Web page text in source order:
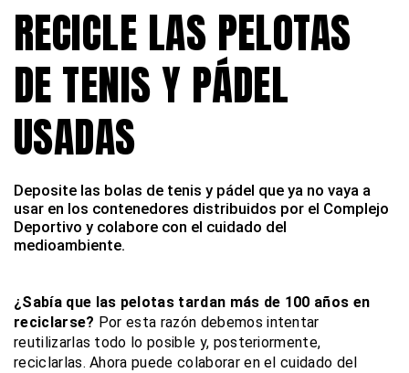
RECICLE LAS PELOTAS
DE TENIS Y PÁDEL
USADAS
Deposite las bolas de tenis y pádel que ya no vaya a
usar en los contenedores distribuidos por el Complejo
Deportivo y colabore con el cuidado del
medioambiente.
¿Sabía que las pelotas tardan más de 100 años en
reciclarse? Por esta razón debemos intentar
reutilizarlas todo lo posible y, posteriormente,
reciclarlas. Ahora puede colaborar en el cuidado del